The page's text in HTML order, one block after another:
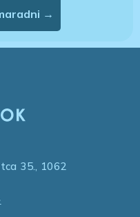
Nem akarok lemaradni →
35., 1062